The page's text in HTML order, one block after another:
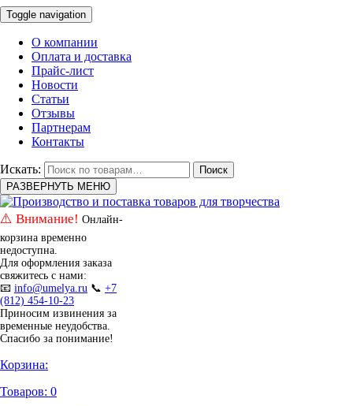
Toggle navigation
О компании
Оплата и доставка
Прайс-лист
Новости
Статьи
Отзывы
Партнерам
Контакты
Искать:
Поиск
РАЗВЕРНУТЬ МЕНЮ
⚠️ Внимание! Онлайн-
корзина временно
недоступна.
Для оформления заказа
свяжитесь с нами:
📧 info@umelya.ru 📞 +7
(812) 454-10-23
Приносим извинения за
временные неудобства.
Спасибо за понимание!
Корзина:
Товаров: 0